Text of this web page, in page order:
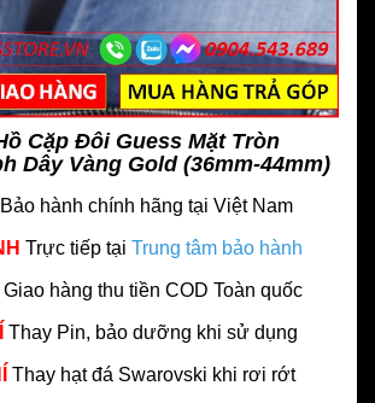
Cặp Đôi Guess Mặt Tròn
Dây Vàng Gold (36mm-44mm)
Bảo hành chính hãng tại Việt Nam
Trực tiếp tại Trung tâm bảo hành
Giao hàng thu tiền COD Toàn quốc
Thay Pin, bảo dưỡng khi sử dụng
Thay hạt đá Swarovski khi rơi rớt